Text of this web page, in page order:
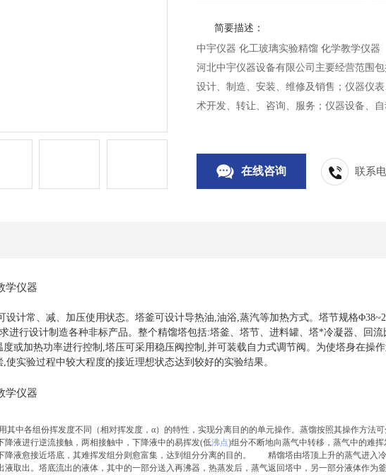
简要描述：
中宇仪器 化工玻璃实验精馏 化学教学仪器
河北中宇仪器设备有限公司主要经营范围
设计、制造、安装、维修及销售；仪器仪
术开发、转让、咨询、服务；仪器设备、
在线咨询 联系
学仪器
设计常、减、加压使用状态。塔釜可设计导热油,油浴,蒸汽等加热方式。塔节规格
进行设计制造各种非标产品。整个精馏塔包括:塔釜、塔节、进料罐、塔*冷凝器、回
或加热功率进行控制,塔压可采用稳压阀控制,并可装载自力式调节阀。为使塔身在操
实验过程中较大程度的接近理想状态达到较好的实验结果。
学仪器
其中各组份挥发度不同（相对挥发度，α）的特性，实现分离目的的单元操作。蒸馏按照其操作方法可
液进行逆流接触，两相接触中，下降液中的易挥发(低沸点)组分不断地向蒸气中转移，蒸气中的难
降液愈接近塔底，其难挥发组分则愈富集，达到组分分离的目的。 精馏塔由塔顶上升的蒸气进入
液取出。塔底流出的液体，其中的一部分送入再沸器，热蒸发后，蒸气返回塔中，另一部分液体